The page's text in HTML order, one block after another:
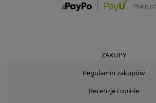
ZAKUPY
Regulamin zakupów
Recenzje i opinie